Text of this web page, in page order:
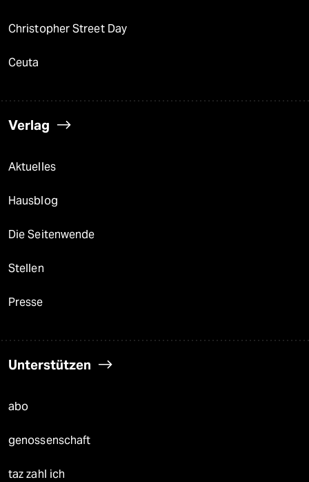
Christopher Street Day
Ceuta
Verlag
Aktuelles
Hausblog
Die Seitenwende
Stellen
Presse
Unterstützen
abo
genossenschaft
taz zahl ich